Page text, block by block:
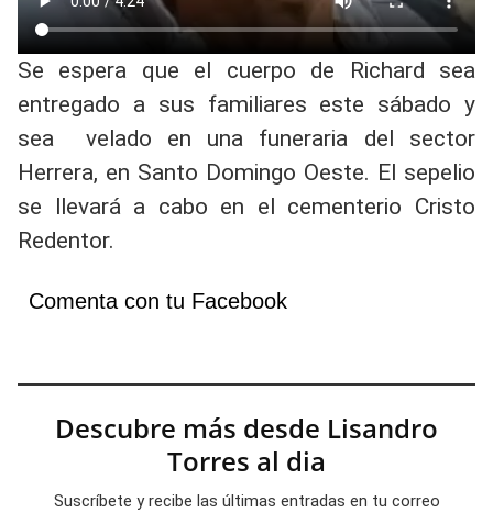
Se espera que el cuerpo de Richard sea
entregado a sus familiares este sábado y
sea velado en una funeraria del sector
Herrera, en Santo Domingo Oeste. El sepelio
se llevará a cabo en el cementerio Cristo
Redentor.
Comenta con tu Facebook
Descubre más desde Lisandro
Torres al dia
Suscríbete y recibe las últimas entradas en tu correo